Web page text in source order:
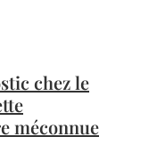
chez le
méconnue